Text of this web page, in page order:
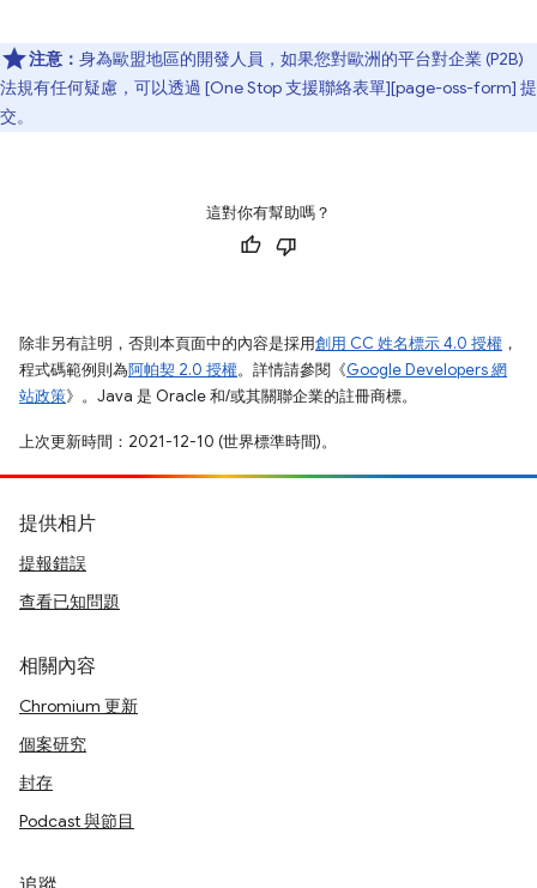
注意： 身為歐盟地區的開發人員，如果您對歐洲的平台對企業 (P2B)
法規有任何疑慮，可以透過 [One Stop 支援聯絡表單][page-oss-form] 提
交。
這對你有幫助嗎？
除非另有註明，否則本頁面中的內容是採用創用 CC 姓名標示 4.0 授權 ，
程式碼範例則為阿帕契 2.0 授權。詳情請參閱《Google Developers 網
站政策》。Java 是 Oracle 和/或其關聯企業的註冊商標。
上次更新時間：2021-12-10 (世界標準時間)。
提供相片
提報錯誤
查看已知問題
相關內容
Chromium 更新
個案研究
封存
Podcast 與節目